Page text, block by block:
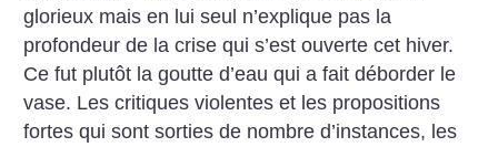
glorieux mais en lui seul n’explique pas la
profondeur de la crise qui s’est ouverte cet hiver.
Ce fut plutôt la goutte d’eau qui a fait déborder le
vase. Les critiques violentes et les propositions
fortes qui sont sorties de nombre d’instances, les